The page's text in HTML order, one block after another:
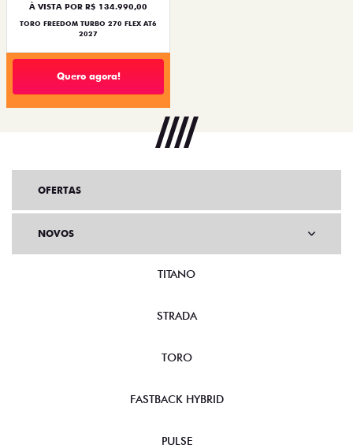
À VISTA POR R$ 134.990,00
TORO FREEDOM TURBO 270 FLEX AT6
2027
Quero agora!
OFERTAS
NOVOS
TITANO
STRADA
TORO
FASTBACK HYBRID
PULSE